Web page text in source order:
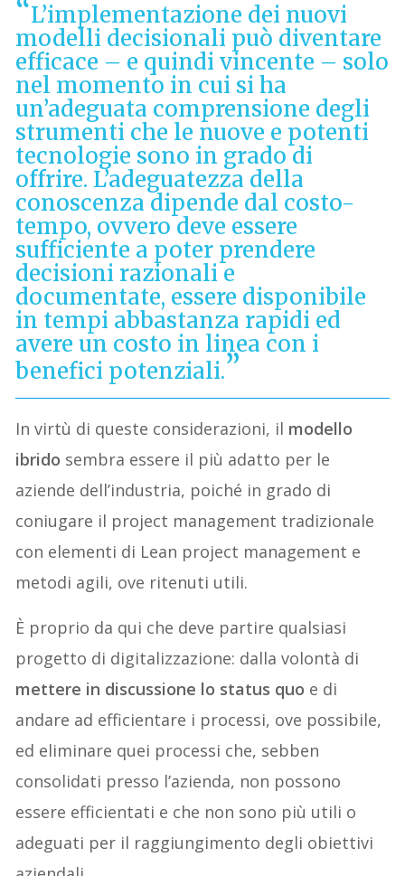
L’implementazione dei nuovi
modelli decisionali può diventare
efficace – e quindi vincente – solo
nel momento in cui si ha
un’adeguata comprensione degli
strumenti che le nuove e potenti
tecnologie sono in grado di
offrire. L’adeguatezza della
conoscenza dipende dal costo-
tempo, ovvero deve essere
sufficiente a poter prendere
decisioni razionali e
documentate, essere disponibile
in tempi abbastanza rapidi ed
avere un costo in linea con i
benefici potenziali.
In virtù di queste considerazioni, il modello
ibrido sembra essere il più adatto per le
aziende dell’industria, poiché in grado di
coniugare il project management tradizionale
con elementi di Lean project management e
metodi agili, ove ritenuti utili.
È proprio da qui che deve partire qualsiasi
progetto di digitalizzazione: dalla volontà di
mettere in discussione lo status quo e di
andare ad efficientare i processi, ove possibile,
ed eliminare quei processi che, sebben
consolidati presso l’azienda, non possono
essere efficientati e che non sono più utili o
adeguati per il raggiungimento degli obiettivi